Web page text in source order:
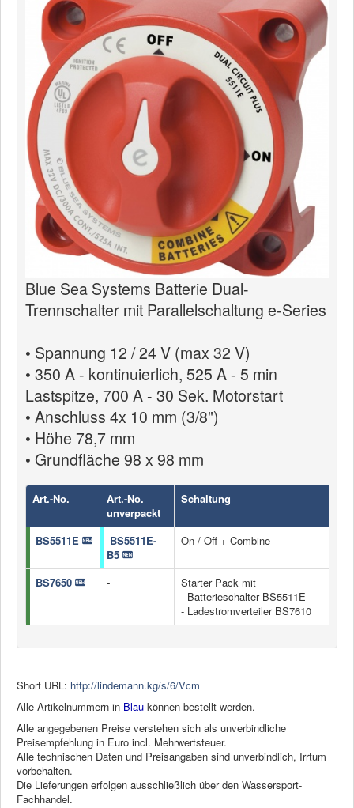
Produkte
Neuheiten
Katalogcenter
Kataloge bestellen
Händler
MyLindemann
MyLindemann
Jobs
Segeltuch
Industrie
Blue Sea Systems Batterie Dual-
Trennschalter mit Parallelschaltung e-Series
• Spannung 12 / 24 V (max 32 V)
• 350 A - kontinuierlich, 525 A - 5 min
Lastspitze, 700 A - 30 Sek. Motorstart
• Anschluss 4x 10 mm (3/8")
• Höhe 78,7 mm
• Grundfläche 98 x 98 mm
Art.-No.
Art.-No.
unverpackt
Schaltung
BS5511E
BS5511E-
B5
On / Off + Combine
BS7650 -
Starter Pack mit
- Batterieschalter BS5511E
- Ladestromverteiler BS7610
Short URL: http://lindemann.kg/s/6/Vcm
Alle Artikelnummern in Blau können bestellt werden.
Alle angegebenen Preise verstehen sich als unverbindliche
Preisempfehlung in Euro incl. Mehrwertsteuer.
Alle technischen Daten und Preisangaben sind unverbindlich, Irrtum
vorbehalten.
Die Lieferungen erfolgen ausschließlich über den Wassersport-
Fachhandel.